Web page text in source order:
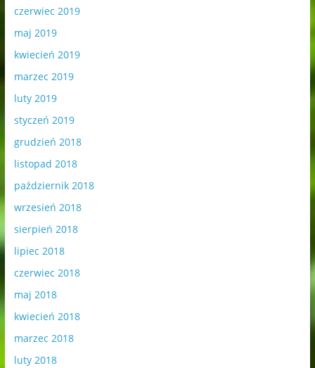
czerwiec 2019
maj 2019
kwiecień 2019
marzec 2019
luty 2019
styczeń 2019
grudzień 2018
listopad 2018
październik 2018
wrzesień 2018
sierpień 2018
lipiec 2018
czerwiec 2018
maj 2018
kwiecień 2018
marzec 2018
luty 2018